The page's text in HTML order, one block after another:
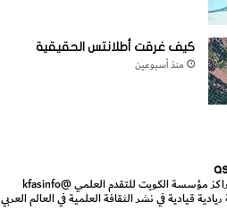
كيف غرقت أطلانتس الحقيقية
منذ أسبوعين
مؤسسة الكويت للتقدم العلمي@kfasinfo
قيادية في نشر الثقافة العلمية في العالم العربي